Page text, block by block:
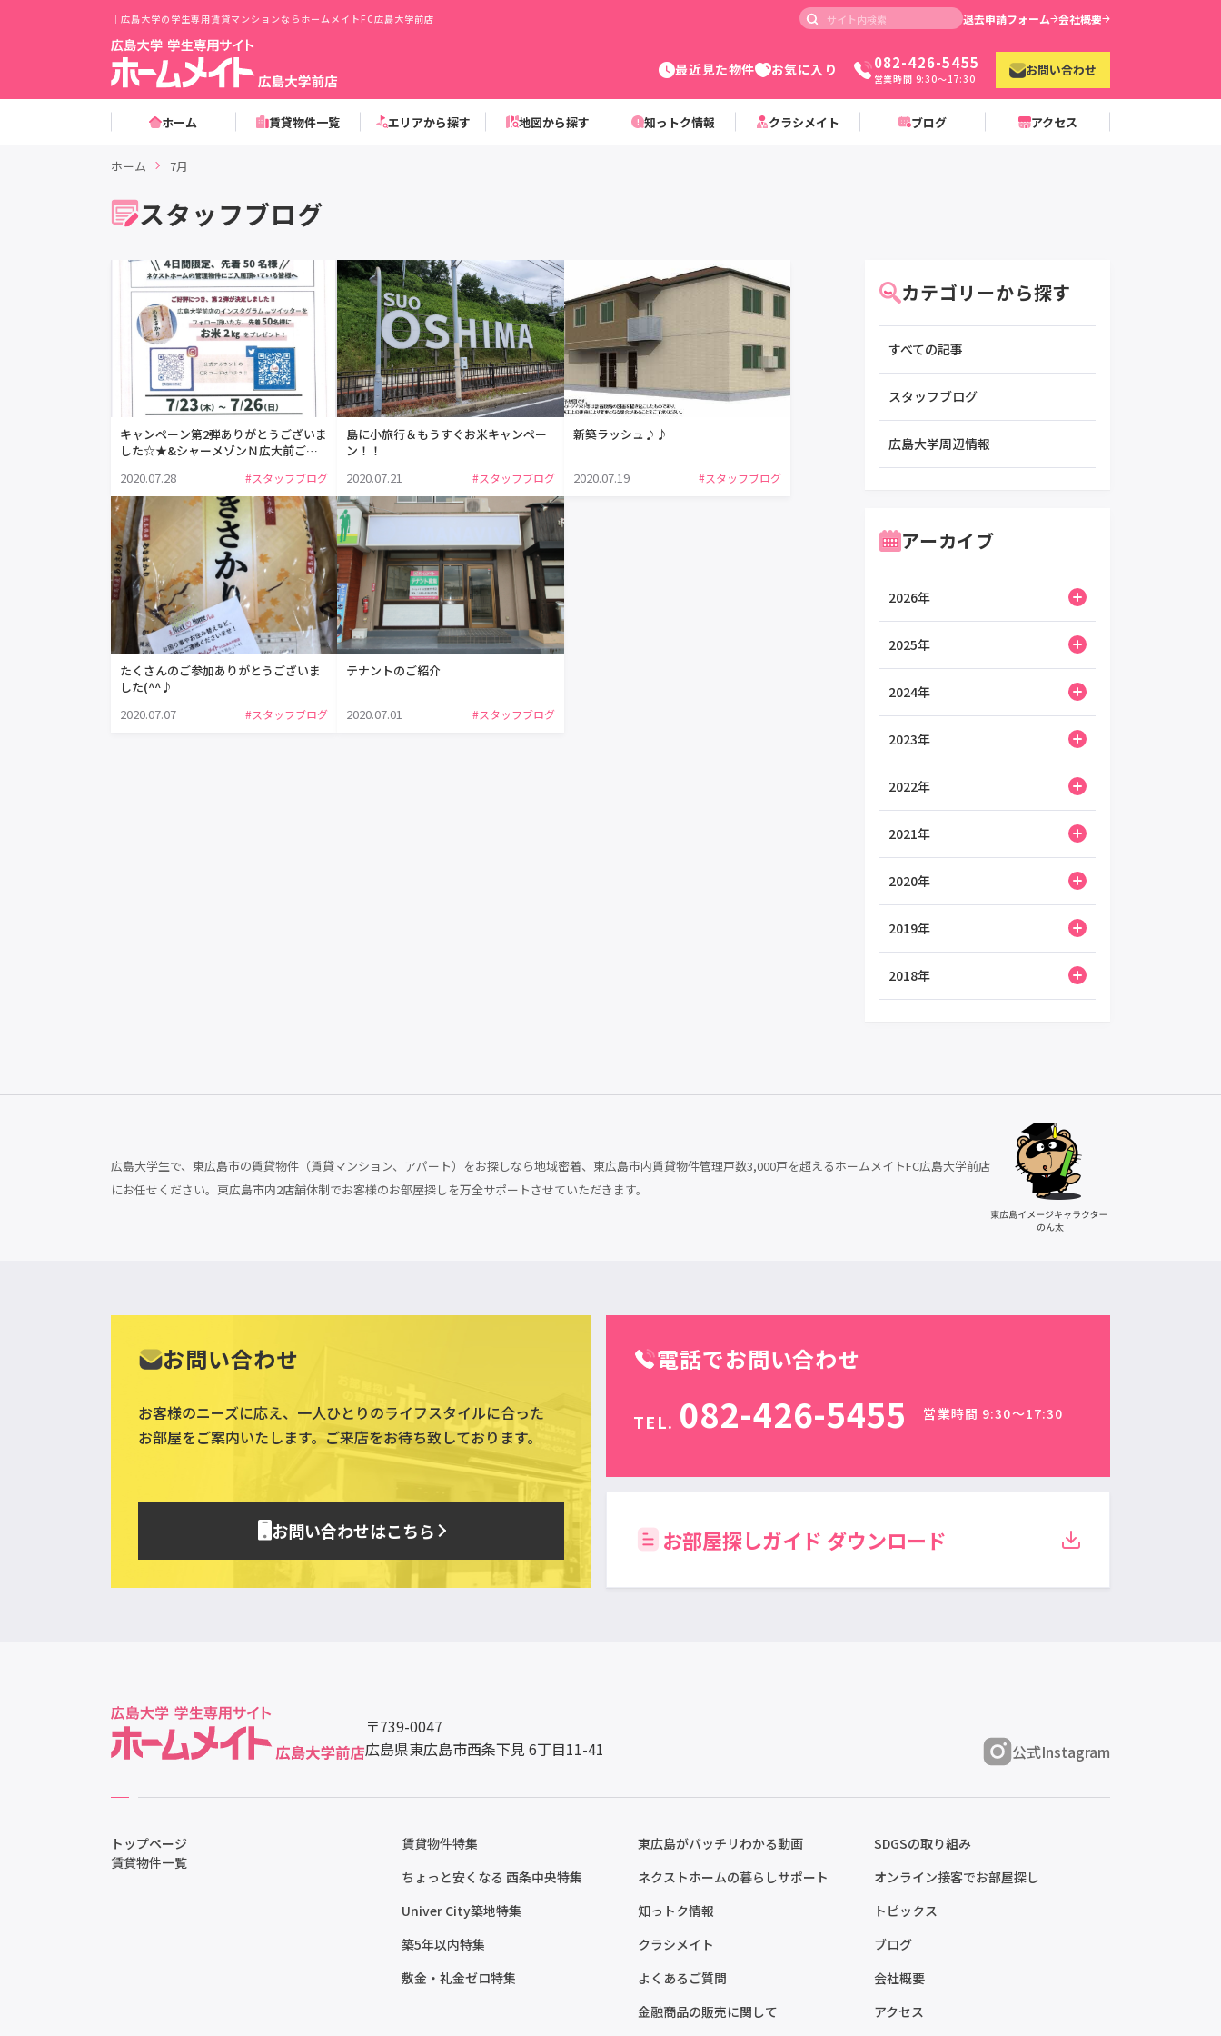
｜広島大学の学生専用賃貸マンションならホームメイトFC広島大学前店 退去申請フォーム 会社概要
最近見た物件 お気に入り 082-426-5455
営業時間 9:30〜17:30
お問い合わせ
ホーム 賃貸物件一覧 エリアから探す 地図から探す 知っトク情報 クラシメイト ブログ アクセス
ホーム 7月
スタッフブログ
キャンペーン第2弾ありがとうございま
した☆★&シャーメゾンＮ広大前ご紹
2020.07.28 #スタッフブログ
島に小旅行＆もうすぐお米キャンペー
ン！！
2020.07.21
#スタッフブログ
新築ラッシュ♪♪
2020.07.19 #スタッフブログ
たくさんのご参加ありがとうございま
した(^^♪
2020.07.07
#スタッフブログ
テナントのご紹介
2020.07.01 #スタッフブログ
カテゴリーから探す
すべての記事
スタッフブログ
広島大学周辺情報
アーカイブ
2026年
2025年
2024年
2023年
2022年
2021年
2020年
2019年
2018年
広島大学生で、東広島市の賃貸物件（賃貸マンション、アパート）をお探しなら地域密着、東広島市内賃貸物件管理戸数3,000戸を超えるホームメイトFC広島大学前店
にお任せください。東広島市内2店舗体制でお客様のお部屋探しを万全サポートさせていただきます。
お問い合わせ
お客様のニーズに応え、一人ひとりのライフスタイルに合った
お部屋をご案内いたします。ご来店をお待ち致しております。
お問い合わせはこちら
電話でお問い合わせ
TEL. 082-426-5455 営業時間 9:30〜17:30
お部屋探しガイド ダウンロード
〒739-0047
広島県東広島市西条下見 6丁目11-41
公式Instagram
トップページ
賃貸物件一覧
賃貸物件特集
ちょっと安くなる 西条中央特集
Univer City築地特集
築5年以内特集
敷金・礼金ゼロ特集
東広島がバッチリわかる動画
ネクストホームの暮らしサポート
知っトク情報
クラシメイト
よくあるご質問
金融商品の販売に関して
SDGSの取り組み
オンライン接客でお部屋探し
トピックス
ブログ
会社概要
アクセス